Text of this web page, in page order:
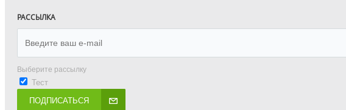
РАССЫЛКА
Выберите рассылку
Тест
ПОДПИСАТЬСЯ